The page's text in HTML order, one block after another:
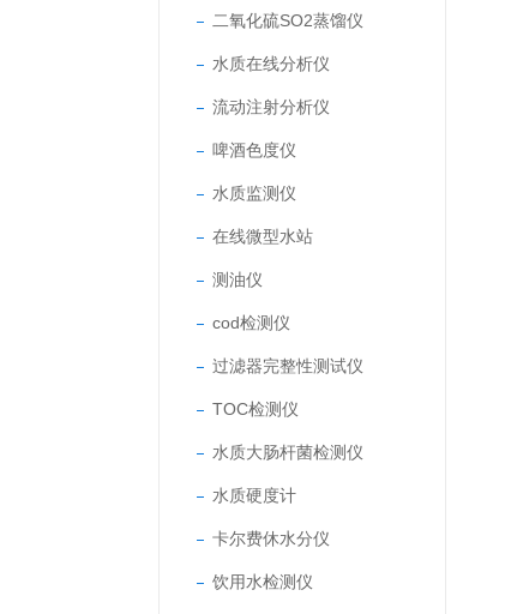
二氧化硫SO2蒸馏仪
水质在线分析仪
流动注射分析仪
啤酒色度仪
水质监测仪
在线微型水站
测油仪
cod检测仪
过滤器完整性测试仪
TOC检测仪
水质大肠杆菌检测仪
水质硬度计
卡尔费休水分仪
饮用水检测仪